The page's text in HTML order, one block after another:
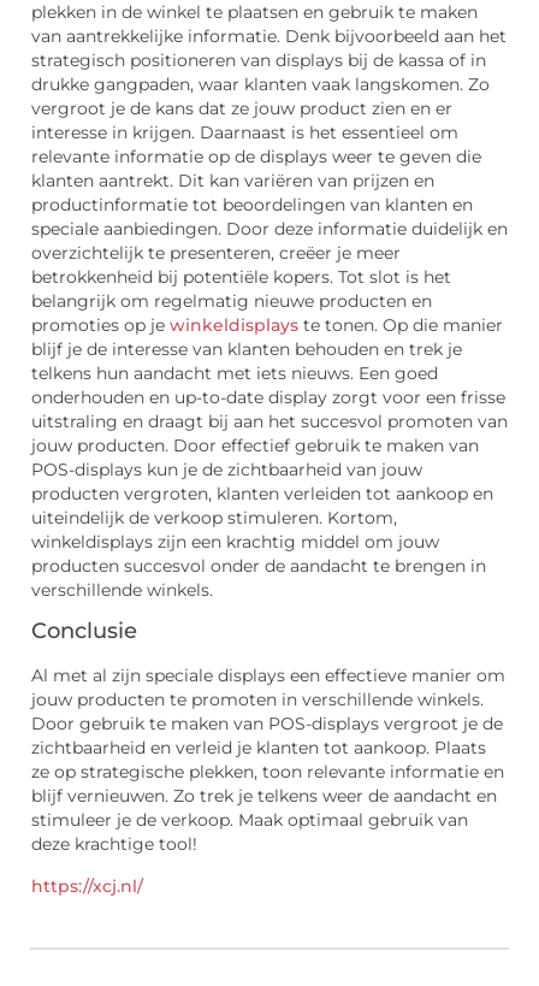
plekken in de winkel te plaatsen en gebruik te maken
van aantrekkelijke informatie. Denk bijvoorbeeld aan het
strategisch positioneren van displays bij de kassa of in
drukke gangpaden, waar klanten vaak langskomen. Zo
vergroot je de kans dat ze jouw product zien en er
interesse in krijgen. Daarnaast is het essentieel om
relevante informatie op de displays weer te geven die
klanten aantrekt. Dit kan variëren van prijzen en
productinformatie tot beoordelingen van klanten en
speciale aanbiedingen. Door deze informatie duidelijk en
overzichtelijk te presenteren, creëer je meer
betrokkenheid bij potentiële kopers. Tot slot is het
belangrijk om regelmatig nieuwe producten en
promoties op je winkeldisplays te tonen. Op die manier
blijf je de interesse van klanten behouden en trek je
telkens hun aandacht met iets nieuws. Een goed
onderhouden en up-to-date display zorgt voor een frisse
uitstraling en draagt bij aan het succesvol promoten van
jouw producten. Door effectief gebruik te maken van
POS-displays kun je de zichtbaarheid van jouw
producten vergroten, klanten verleiden tot aankoop en
uiteindelijk de verkoop stimuleren. Kortom,
winkeldisplays zijn een krachtig middel om jouw
producten succesvol onder de aandacht te brengen in
verschillende winkels.
Conclusie
Al met al zijn speciale displays een effectieve manier om
jouw producten te promoten in verschillende winkels.
Door gebruik te maken van POS-displays vergroot je de
zichtbaarheid en verleid je klanten tot aankoop. Plaats
ze op strategische plekken, toon relevante informatie en
blijf vernieuwen. Zo trek je telkens weer de aandacht en
stimuleer je de verkoop. Maak optimaal gebruik van
deze krachtige tool!
https://xcj.nl/